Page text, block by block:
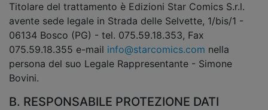
Titolare del trattamento è Edizioni Star Comics S.r.l.
avente sede legale in Strada delle Selvette, 1/bis/1 -
06134 Bosco (PG) - tel. 075.59.18.353, Fax
075.59.18.355 e-mail info@starcomics.com nella
persona del suo Legale Rappresentante - Simone
Bovini.
B. RESPONSABILE PROTEZIONE DATI